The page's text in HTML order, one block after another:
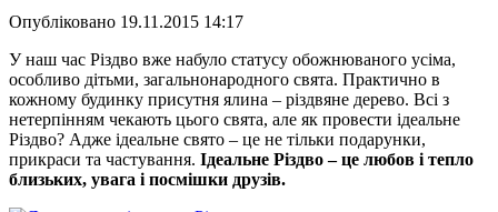
Опубліковано 19.11.2015 14:17
У наш час Різдво вже набуло статусу обожнюваного усіма,
особливо дітьми, загальнонародного свята. Практично в
кожному будинку присутня ялина – різдвяне дерево. Всі з
нетерпінням чекають цього свята, але як провести ідеальне
Різдво? Адже ідеальне свято – це не тільки подарунки,
прикраси та частування. Ідеальне Різдво – це любов і тепло
близьких, увага і посмішки друзів.